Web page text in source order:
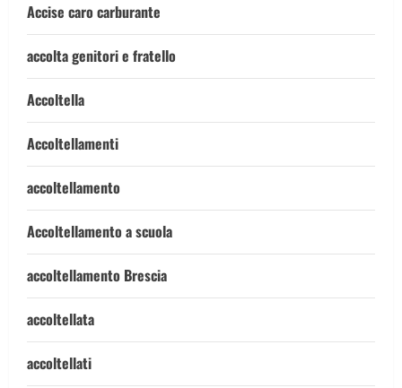
Accise caro carburante
accolta genitori e fratello
Accoltella
Accoltellamenti
accoltellamento
Accoltellamento a scuola
accoltellamento Brescia
accoltellata
accoltellati